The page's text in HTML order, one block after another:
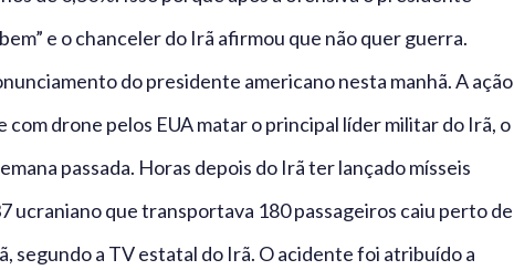
e o chanceler do Irã afirmou que não quer guerra.
do presidente americano nesta manhã. A ação
com drone pelos EUA matar o principal líder militar do Irã, o
passada. Horas depois do Irã ter lançado mísseis
ucraniano que transportava 180 passageiros caiu perto de
segundo a TV estatal do Irã. O acidente foi atribuído a